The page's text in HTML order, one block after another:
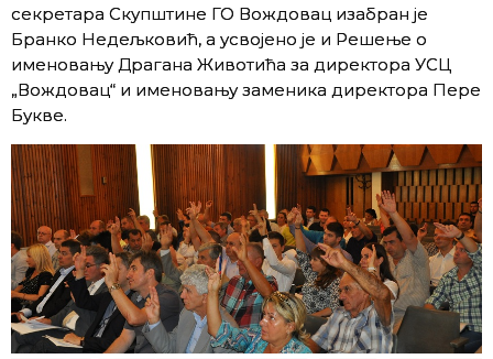
секретара Скупштине ГО Вождовац изабран је
Бранко Недељковић, а усвојено је и Решење о
именовању Драганa Животића за директора УСЦ
„Вождовац“ и именовању заменика директора Пере
Букве.